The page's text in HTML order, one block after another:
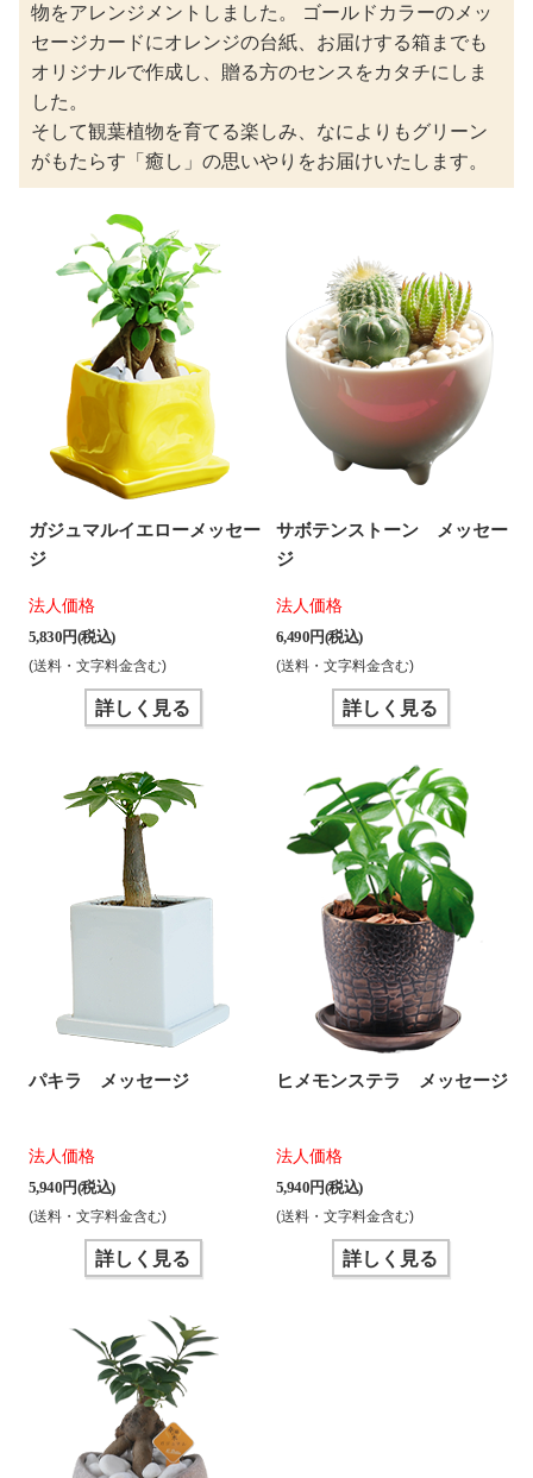
物をアレンジメントしました。 ゴールドカラーのメッ
セージカードにオレンジの台紙、お届けする箱までも
オリジナルで作成し、贈る方のセンスをカタチにしま
した。
そして観葉植物を育てる楽しみ、なによりもグリーン
がもたらす「癒し」の思いやりをお届けいたします。
ガジュマルイエローメッセー
ジ
法人価格
5,830 円(税込)
(送料・文字料金含む)
詳しく見る
サボテンストーン メッセー
ジ
法人価格
6,490 円(税込)
(送料・文字料金含む)
詳しく見る
パキラ メッセージ
法人価格
5,940 円(税込)
(送料・文字料金含む)
詳しく見る
ヒメモンステラ メッセージ
法人価格
5,940 円(税込)
(送料・文字料金含む)
詳しく見る